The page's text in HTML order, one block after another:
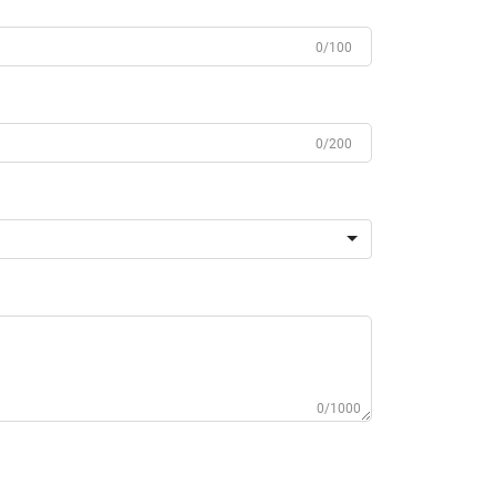
0/100
0/200
0/1000